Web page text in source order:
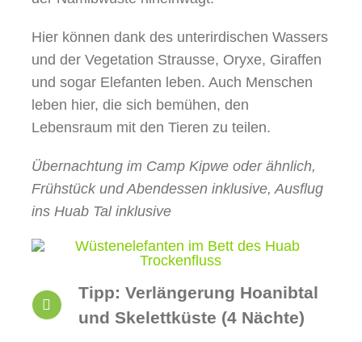
Hier können dank des unterirdischen Wassers
und der Vegetation Strausse, Oryxe, Giraffen
und sogar Elefanten leben. Auch Menschen
leben hier, die sich bemühen, den
Lebensraum mit den Tieren zu teilen.
Übernachtung im Camp Kipwe oder ähnlich,
Frühstück und Abendessen inklusive, Ausflug
ins Huab Tal inklusive
Tipp: Verlängerung Hoanibtal
und Skelettküste (4 Nächte)